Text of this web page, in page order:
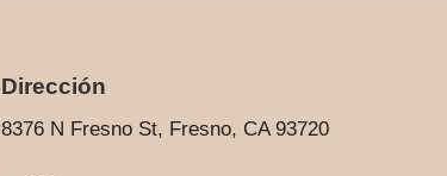
Dirección
8376 N Fresno St, Fresno, CA 93720